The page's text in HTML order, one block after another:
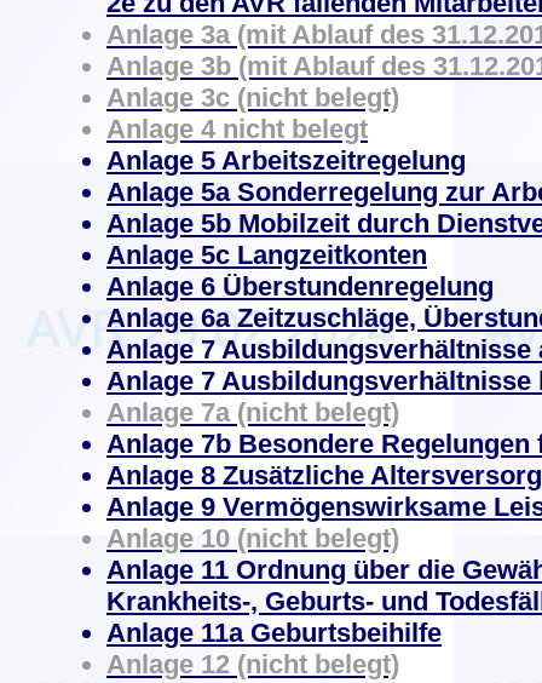
Anlage 3a (mit Ablauf des
Anlage 3b (mit Ablauf des
Anlage 3c (nicht belegt)
Anlage 4 nicht belegt
Anlage 5 Arbeitszeitregelung
Anlage 5a Sonderregelung zur
Anlage 5b Mobilzeit durch
Anlage 5c Langzeitkonten
Anlage 6 Überstundenregelung
Anlage 6a Zeitzuschläge,
Anlage 7 Ausbildungsverhältnisse
Anlage 7 Ausbildungsverhältnisse
Anlage 7a (nicht belegt)
Anlage 7b Besondere
Anlage 8 Zusätzliche
Anlage 9 Vermögenswirksame
Anlage 10 (nicht belegt)
Anlage 11 Ordnung über die
Krankheits-, Geburts- und
Anlage 11a Geburtsbeihilfe
Anlage 12 (nicht belegt)